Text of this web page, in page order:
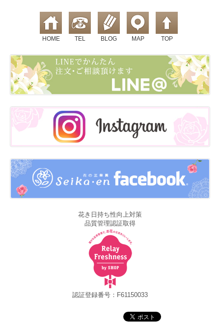
HOME TEL BLOG MAP TOP
花き日持ち性向上対策
品質管理認証取得
認証登録番号：F61150033